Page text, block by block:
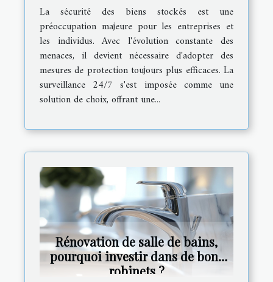
La sécurité des biens stockés est une
préoccupation majeure pour les entreprises et
les individus. Avec l'évolution constante des
menaces, il devient nécessaire d'adopter des
mesures de protection toujours plus efficaces. La
surveillance 24/7 s'est imposée comme une
solution de choix, offrant une...
Rénovation de salle de bains,
pourquoi investir dans de bons
robinets ?